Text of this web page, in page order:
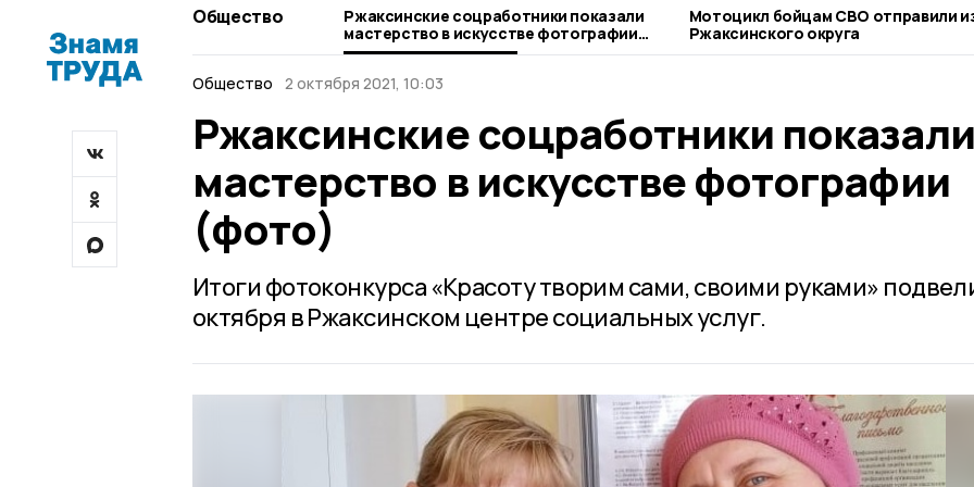
Общество
Ржаксинские соцработники показали
мастерство в искусстве фотографии
(фото)
Мотоцикл бойцам СВО отправили из
Ржаксинского округа
Общество 2 октября 2021, 10:03
Ржаксинские соцработники показали
мастерство в искусстве фотографии
(фото)
Итоги фотоконкурса «Красоту творим сами, своими руками»
октября в Ржаксинском центре социальных услуг.